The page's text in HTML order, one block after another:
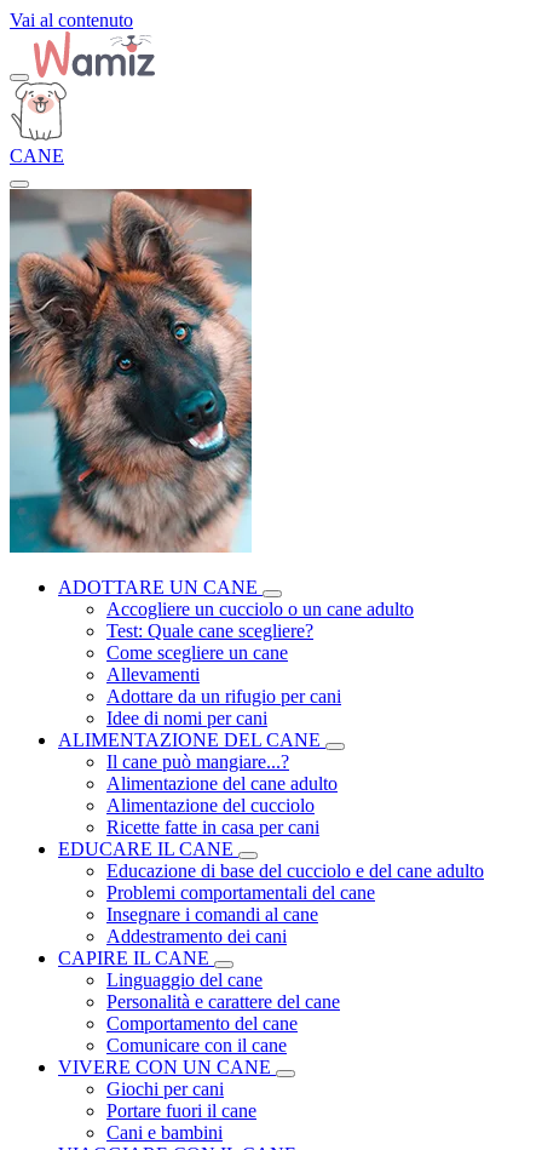
Vai al contenuto
CANE
ADOTTARE UN CANE
Accogliere un cucciolo o un cane adulto
Test: Quale cane scegliere?
Come scegliere un cane
Allevamenti
Adottare da un rifugio per cani
Idee di nomi per cani
ALIMENTAZIONE DEL CANE
Il cane può mangiare...?
Alimentazione del cane adulto
Alimentazione del cucciolo
Ricette fatte in casa per cani
EDUCARE IL CANE
Educazione di base del cucciolo e del cane adulto
Problemi comportamentali del cane
Insegnare i comandi al cane
Addestramento dei cani
CAPIRE IL CANE
Linguaggio del cane
Personalità e carattere del cane
Comportamento del cane
Comunicare con il cane
VIVERE CON UN CANE
Giochi per cani
Portare fuori il cane
Cani e bambini